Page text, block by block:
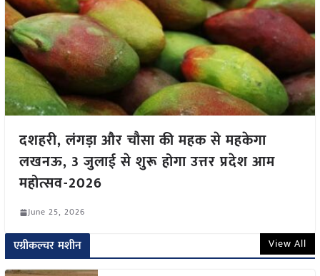
दशहरी, लंगड़ा और चौसा की महक से महकेगा
लखनऊ, 3 जुलाई से शुरू होगा उत्तर प्रदेश आम
महोत्सव-2026
June 25, 2026
एग्रीकल्चर मशीन View All